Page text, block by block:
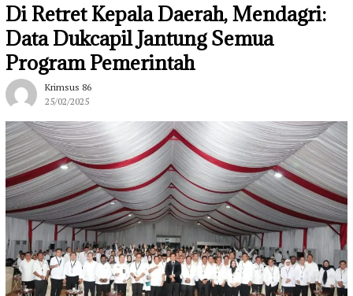
Di Retret Kepala Daerah, Mendagri:
Data Dukcapil Jantung Semua
Program Pemerintah
Krimsus 86
25/02/2025